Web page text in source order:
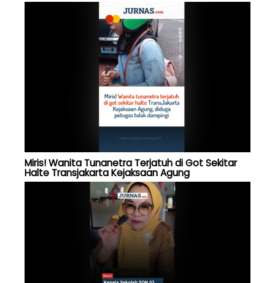
Miris! Wanita Tunanetra Terjatuh di Got Sekitar
Halte Transjakarta Kejaksaan Agung